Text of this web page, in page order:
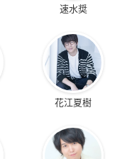
速水奨
花江夏樹